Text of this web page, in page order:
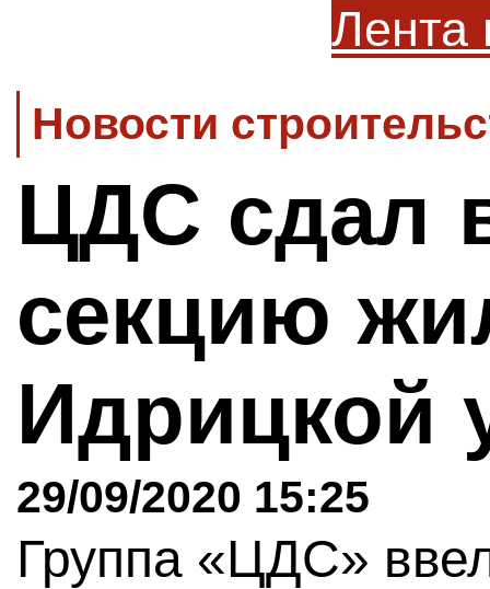
Лента
Новости
ЦДС сдал
секцию
Идрицкой
29/09/2020 15:25
Группа «ЦДС»